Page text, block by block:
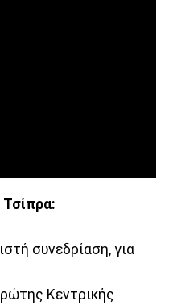
Τσίπρα:
συνεδρίαση, για
Κεντρικής